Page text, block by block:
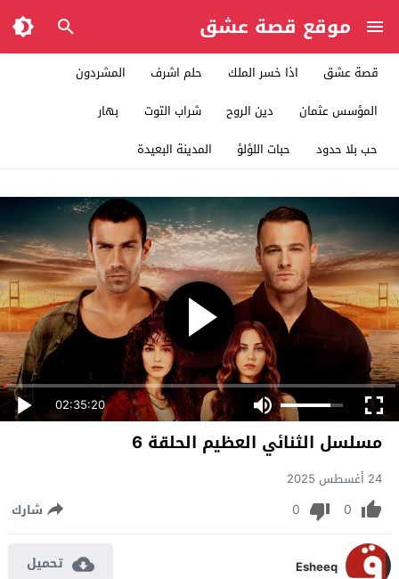
موقع قصة عشق
قصة عشق اذا خسر الملك حلم اشرف
المشردون
المؤسس عثمان
دين الروح شراب التوت
بهار
حب بلا حدود
حبات اللؤلؤ المدينة البعيدة
02:35:20
مسلسل الثنائي العظيم الحلقة 6
24 أغسطس 2025
0
0 شارك
Esheeq تحميل